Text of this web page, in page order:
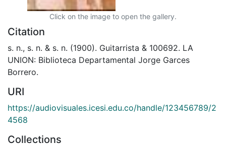
Click on the image to open the gallery.
Citation
s. n., s. n. & s. n. (1900). Guitarrista & 100692. LA
UNION: Biblioteca Departamental Jorge Garces
Borrero.
URI
https://audiovisuales.icesi.edu.co/handle/123456789/2
4568
Collections